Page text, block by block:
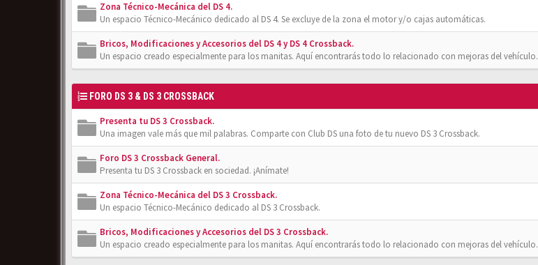
Zona Técnico-Mecánica del DS 4.
Un espacio Técnico-Mecánico dedicado al DS 4. Se excluye de la zona el motor y/o cajas automáticas.
Bricos, Modificaciones y Accesorios del DS 4 y DS 4 Crossback.
Un espacio creado especialmente para los manitas. Aquí encontrarás todo lo relacionado con mejoras del vehículo.
FORO DS 3 & DS 3 CROSSBACK
Presenta tu DS 3 Crossback.
Una imagen vale más que mil palabras. Comparte con Club DS una foto de tu nuevo DS 3 Crossback.
Foro DS 3 Crossback General.
Presenta tu DS 3 Crossback en sociedad. ¡Anímate!
Zona Técnico-Mecánica del DS 3 Crossback.
Un espacio Técnico-Mecánico dedicado al DS 3 Crossback.
Bricos, Modificaciones y Accesorios del DS 3 Crossback.
Un espacio creado especialmente para los manitas. Aquí encontrarás todo lo relacionado con mejoras del vehículo.